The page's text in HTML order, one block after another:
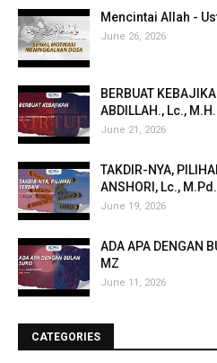
Mencintai Allah -
June 26, 2026
BERBUAT
ABDILLAH., Lc., M.H.
June 21, 2026
TAKDIR-NYA,
ANSHORI, Lc., M.Pd.
June 19, 2026
ADA APA DENGAN
MZ
June 11, 2026
CATEGORIES